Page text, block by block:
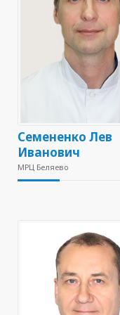
Семененко Лев
Иванович
МРЦ Беляево